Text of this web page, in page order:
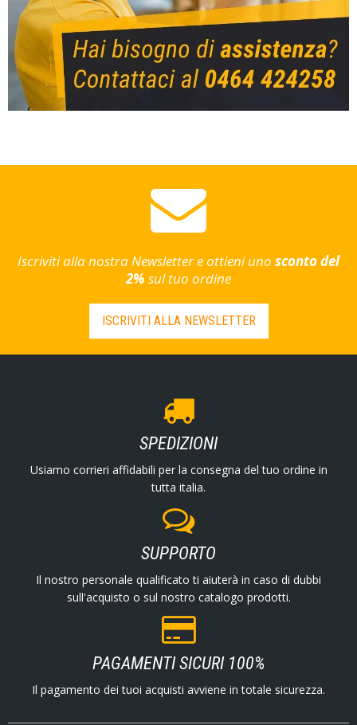
Iscriviti alla nostra Newsletter e ottieni uno sconto del
2% sul tuo ordine
ISCRIVITI ALLA NEWSLETTER
SPEDIZIONI
Usiamo corrieri affidabili per la consegna del tuo ordine in
tutta italia.
SUPPORTO
Il nostro personale qualificato ti aiuterà in caso di dubbi
sull'acquisto o sul nostro catalogo prodotti.
PAGAMENTI SICURI 100%
Il pagamento dei tuoi acquisti avviene in totale sicurezza.